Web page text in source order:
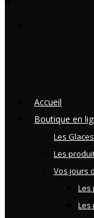
Accueil
Boutique en
Les
Les
Vos jours
Les
Les